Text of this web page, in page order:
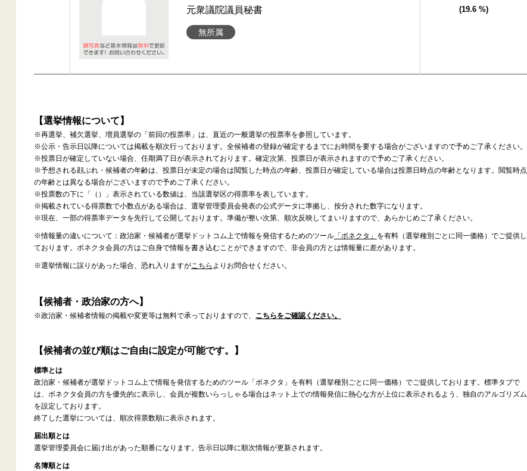
無所属
元衆議院議員秘書 (19.6 %)
【選挙情報について】
※再選挙、補欠選挙、増員選挙の「前回の投票率」は、直近の一般選挙の投票率を参照しています。
※公示・告示日以降については掲載を順次行っております。全候補者の登録が確定するまでにお時間を要する場合がございますので予めご了承ください。
※投票日が確定していない場合、任期満了日が表示されております。確定次第、投票日が表示されますので予めご了承ください。
※予想される顔ぶれ・候補者の年齢は、投票日が未定の場合は閲覧した時点の年齢、投票日が確定している場合は投票日時点の年齢となります。閲覧時点
の年齢とは異なる場合がございますので予めご了承ください。
※投票数の下に「（）」表示されている数値は、当該選挙区の得票率を表しています。
※掲載されている得票数で小数点がある場合は、選挙管理委員会発表の公式データに準拠し、按分された数字になります。
※現在、一部の得票率データを先行して公開しております。準備が整い次第、順次反映してまいりますので、あらかじめご了承ください。
※情報量の違いについて：政治家・候補者が選挙ドットコム上で情報を発信するためのツール「ボネクタ」 を有料（選挙種別ごとに同一価格）でご提供し
ております。ボネクタ会員の方はご自身で情報を書き込むことができますので、非会員の方とは情報量に差があります。
※選挙情報に誤りがあった場合、恐れ入りますがこちら よりお問合せください。
【候補者・政治家の方へ】
※政治家・候補者情報の掲載や変更等は無料で承っておりますので、 こちらをご確認ください。
【候補者の並び順はご自由に設定が可能です。】
標準とは
政治家・候補者が選挙ドットコム上で情報を発信するためのツール「ボネクタ」を有料（選挙種別ごとに同一価格）でご提供しております。標準タブで
は、ボネクタ会員の方を優先的に表示し、会員が複数いらっしゃる場合はネット上での情報発信に熱心な方が上位に表示されるよう、独自のアルゴリズム
を設定しております。
終了した選挙については、順次得票数順に表示されます。
届出順とは
選挙管理委員会に届け出があった順番になります。告示日以降に順次情報が更新されます。
名簿順とは